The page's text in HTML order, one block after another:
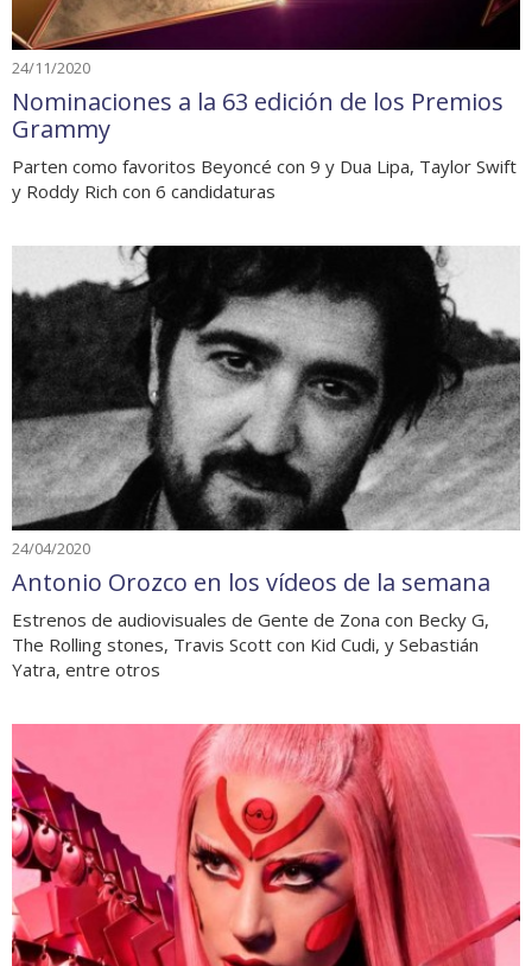
24/11/2020
Nominaciones a la 63 edición de los Premios
Grammy
Parten como favoritos Beyoncé con 9 y Dua Lipa, Taylor Swift
y Roddy Rich con 6 candidaturas
24/04/2020
Antonio Orozco en los vídeos de la semana
Estrenos de audiovisuales de Gente de Zona con Becky G,
The Rolling stones, Travis Scott con Kid Cudi, y Sebastián
Yatra, entre otros